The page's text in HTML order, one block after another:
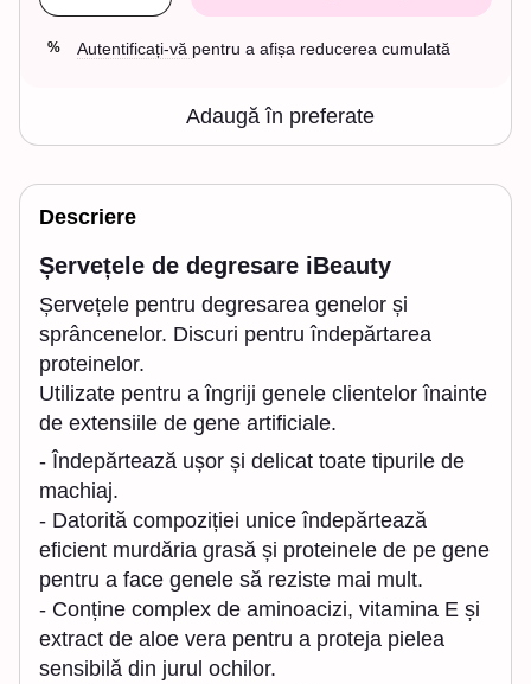
% Autentificați-vă pentru a afișa reducerea cumulată
Adaugă în preferate
Descriere
Șervețele de degresare iBeauty
Șervețele pentru degresarea genelor și
sprâncenelor. Discuri pentru îndepărtarea
proteinelor.
Utilizate pentru a îngriji genele clientelor înainte
de extensiile de gene artificiale.
- Îndepărtează ușor și delicat toate tipurile de
machiaj.
- Datorită compoziției unice îndepărtează
eficient murdăria grasă și proteinele de pe gene
pentru a face genele să reziste mai mult.
- Conține complex de aminoacizi, vitamina E și
extract de aloe vera pentru a proteja pielea
sensibilă din jurul ochilor.